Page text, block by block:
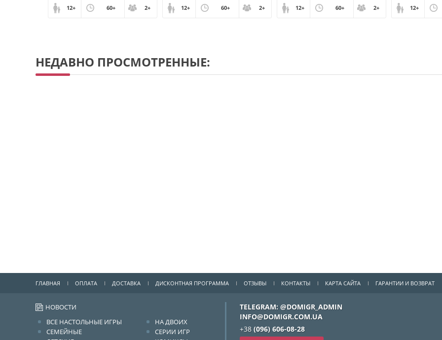
12+ 60+ 2+ 12+ 60+ 2+ 12+ 60+ 2+ 12+
НЕДАВНО ПРОСМОТРЕННЫЕ:
ГЛАВНАЯ ОПЛАТА ДОСТАВКА ДИСКОНТНАЯ ПРОГРАММА ОТЗЫВЫ КОНТАКТЫ КАРТА САЙТА ГАРАНТИИ И ВОЗВРАТ
НОВОСТИ
ВСЕ НАСТОЛЬНЫЕ ИГРЫ
СЕМЕЙНЫЕ
НА ДВОИХ
СЕРИИ ИГР
TELEGRAM: @DOMIGR_ADMIN
INFO@DOMIGR.COM.UA
+38 (096) 606-08-28